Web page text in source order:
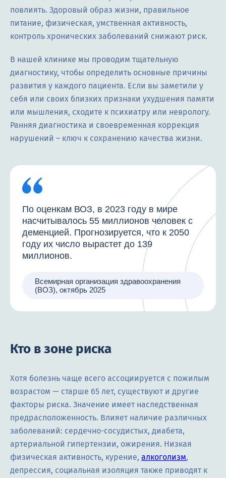
повлиять. Здоровый образ жизни, правильное
питание, физическая, умственная активность,
контроль хронических заболеваний снижают риск.
В нашей клинике мы проводим тщательную
диагностику, чтобы определить основные причины
развития у каждого пациента. Если вы заметили у
себя или своих близких признаки ухудшения памяти
или мышления, сходите к психиатру или неврологу.
Ранняя диагностика и своевременная коррекция
нарушений – ключ к сохранению качества жизни.
По оценкам ВОЗ, в 2023 году в мире
насчитывалось 55 миллионов человек с
деменцией. Прогнозируется, что к 2050
году их число вырастет до 139
миллионов.
Всемирная организация здравоохранения
(ВОЗ), октябрь 2025
Кто в зоне риска
Хотя болезнь чаще всего ассоциируется с пожилым
возрастом — старше 65 лет, существуют и другие
факторы риска. Значение имеет наследственная
предрасположенность. Влияет наличие различных
заболеваний: сердечно-сосудистых, диабета,
артериальной гипертензии, ожирения. Низкая
физическая активность, курение, алкоголизм,
депрессия, социальная изоляция также приводят к